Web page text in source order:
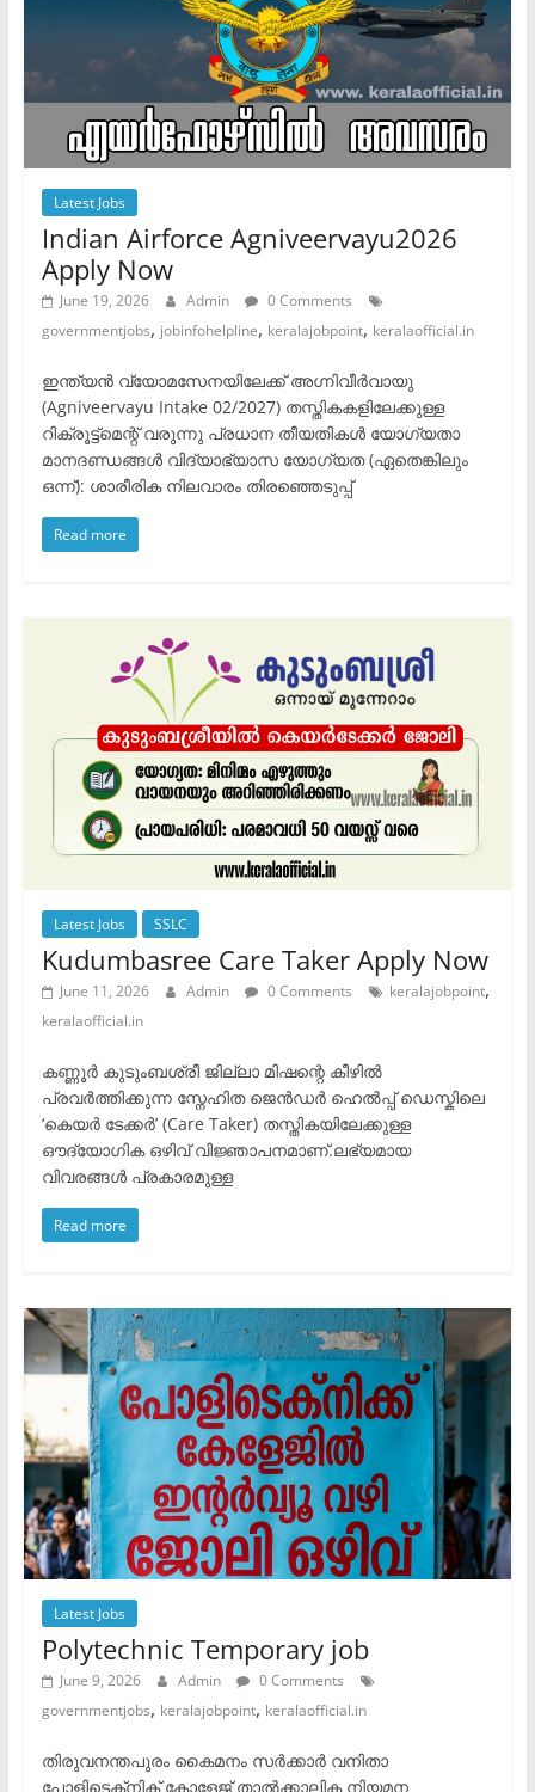
Latest Jobs
Indian Airforce Agniveervayu2026
Apply Now
June 19, 2026 Admin
0 Comments
governmentjobs, jobinfohelpline, keralajobpoint, keralaofficial.in
ഇന്ത്യൻ വ്യോമസേനയിലേക്ക് അഗ്നിവീർവായു
(Agniveervayu Intake 02/2027) തസ്തികകളിലേക്കുള്ള
റിക്രൂട്ട്‌മെന്റ് വരുന്നു ​പ്രധാന തീയതികൾ ​യോഗ്യതാ
മാനദണ്ഡങ്ങൾ ​വിദ്യാഭ്യാസ യോഗ്യത (ഏതെങ്കിലും
ഒന്ന്): ​ശാരീരിക നിലവാരം ​തിരഞ്ഞെടുപ്പ്
Read more
Latest Jobs SSLC
Kudumbasree Care Taker Apply Now
June 11, 2026 Admin 0 Comments keralajobpoint,
keralaofficial.in
കണ്ണൂർ കുടുംബശ്രീ ജില്ലാ മിഷന്റെ കീഴിൽ
പ്രവർത്തിക്കുന്ന സ്നേഹിത ജെൻഡർ ഹെൽപ്പ് ഡെസ്കിലെ
‘കെയർ ടേക്കർ’ (Care Taker) തസ്തികയിലേക്കുള്ള
ഔദ്യോഗിക ഒഴിവ് വിജ്ഞാപനമാണ്.​ലഭ്യമായ
വിവരങ്ങൾ പ്രകാരമുള്ള
Read more
Latest Jobs
Polytechnic Temporary job
June 9, 2026 Admin
0 Comments
governmentjobs, keralajobpoint, keralaofficial.in
തിരുവനന്തപുരം കൈമനം സർക്കാർ വനിതാ
പോളിടെക്‌നിക് കോളേജ് താൽക്കാലിക നിയമന